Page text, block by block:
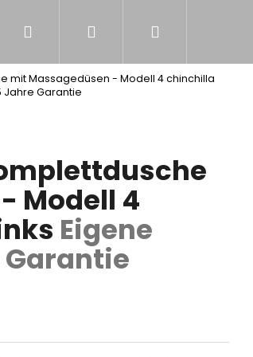
Suchen
mit Massagedüsen - Modell 4 chinchilla
Jahre Garantie
Modell 4
Eigene